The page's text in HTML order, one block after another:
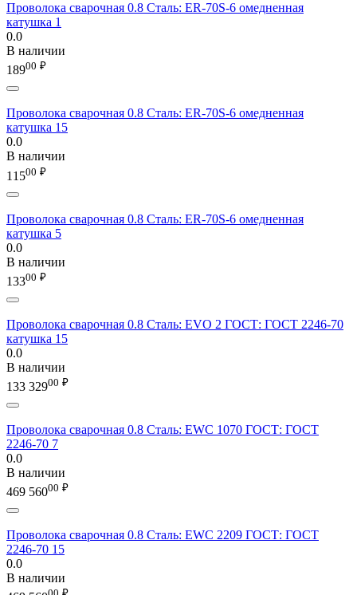
Проволока сварочная 0.8 Сталь: ER-70S-6 омедненная
катушка 1
0.0
В наличии
18900 ₽
Проволока сварочная 0.8 Сталь: ER-70S-6 омедненная
катушка 15
0.0
В наличии
11500 ₽
Проволока сварочная 0.8 Сталь: ER-70S-6 омедненная
катушка 5
0.0
В наличии
13300 ₽
Проволока сварочная 0.8 Сталь: EVO 2 ГОСТ: ГОСТ 2246-70
катушка 15
0.0
В наличии
133 32900 ₽
Проволока сварочная 0.8 Сталь: EWC 1070 ГОСТ: ГОСТ
2246-70 7
0.0
В наличии
469 56000 ₽
Проволока сварочная 0.8 Сталь: EWC 2209 ГОСТ: ГОСТ
2246-70 15
0.0
В наличии